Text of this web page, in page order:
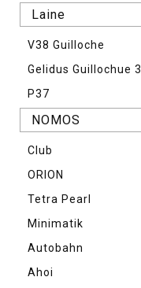
Laine
V38 Guilloche
Gelidus Guillochue 3
P37
NOMOS
Club
ORION
Tetra Pearl
Minimatik
Autobahn
Ahoi